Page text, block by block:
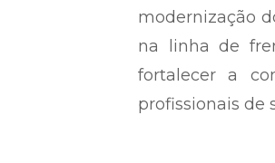
modernização
na linha de
fortalecer a
profissionais de